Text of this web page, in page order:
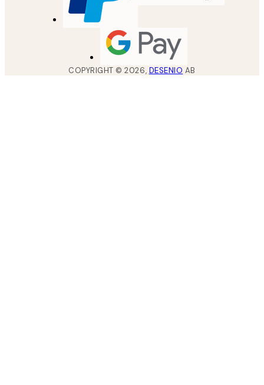
COPYRIGHT ©2026, DESENIO AB